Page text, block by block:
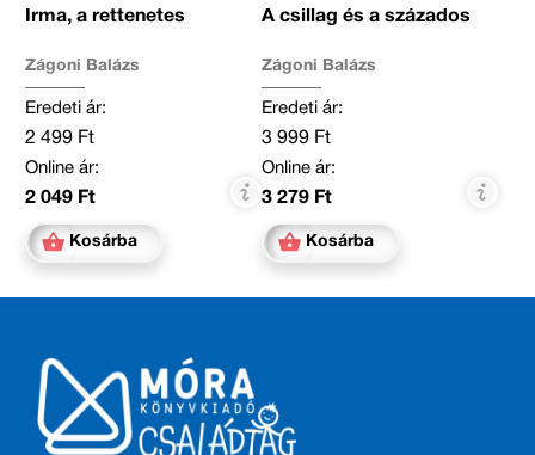
Irma, a rettenetes
Zágoni Balázs
Eredeti ár:
2 499 Ft
Online ár:
2 049 Ft
Kosárba
A csillag és a százados
Zágoni Balázs
Eredeti ár:
3 999 Ft
Online ár:
3 279 Ft
Kosárba